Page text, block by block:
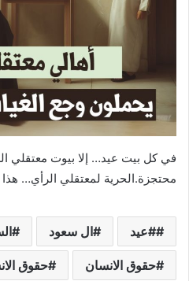
في كل بيت عيد… إلا بيوت معتقلي
محتجزة.الحرية لمعتقلي الرأي… هذا
#عيد ال سعود
حقوق الانسان حقوق